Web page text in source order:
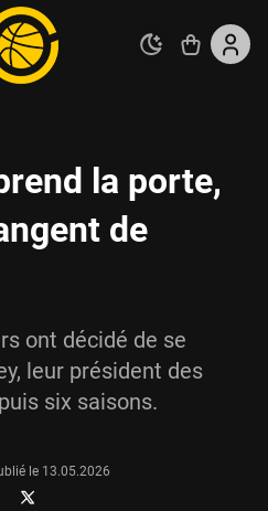
la porte,
de
ont décidé de se
leur président des
six saisons.
le 13.05.2026